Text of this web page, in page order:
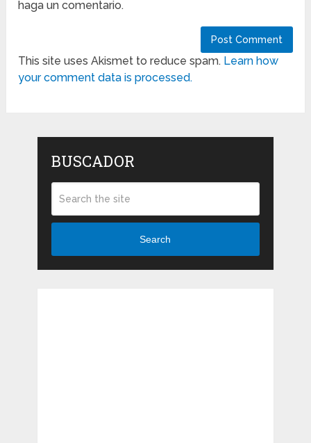
haga un comentario.
This site uses Akismet to reduce spam. Learn how
your comment data is processed.
BUSCADOR
Search